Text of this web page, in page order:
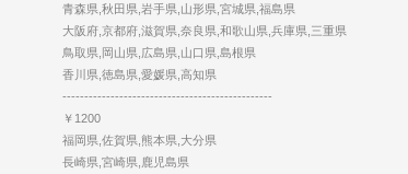
青森県,秋田県,岩手県,山形県,宮城県,福島県
大阪府,京都府,滋賀県,奈良県,和歌山県,兵庫県,三重県
鳥取県,岡山県,広島県,山口県,島根県
香川県,徳島県,愛媛県,高知県
------------------------------------------------
￥1200
福岡県,佐賀県,熊本県,大分県
長崎県,宮崎県,鹿児島県